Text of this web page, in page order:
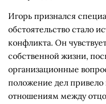
Игорь признался
обстоятельство стало
конфликта. Он
собственной жизни,
организационные
положение дел
отношениям между